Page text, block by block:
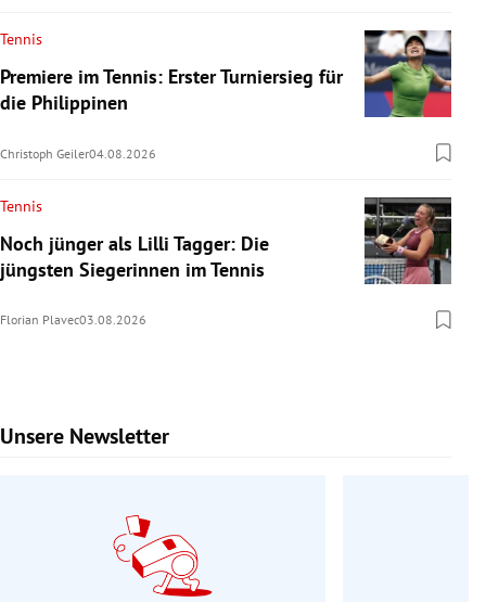
Tennis
Premiere im Tennis: Erster Turniersieg für
die Philippinen
Christoph Geiler04.08.2026
Tennis
Noch jünger als Lilli Tagger: Die
jüngsten Siegerinnen im Tennis
Florian Plavec03.08.2026
Unsere Newsletter
Slide 1 von 9